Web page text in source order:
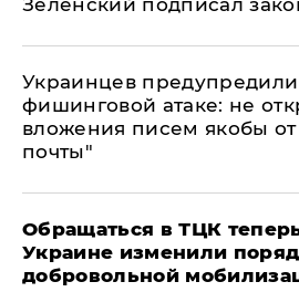
Зеленский подписал
Украинцев
фишинговой атаке: не
вложения писем якобы
почты"
Обращаться в ТЦК
Украине изменили
добровольной